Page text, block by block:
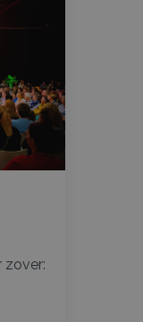
zover: